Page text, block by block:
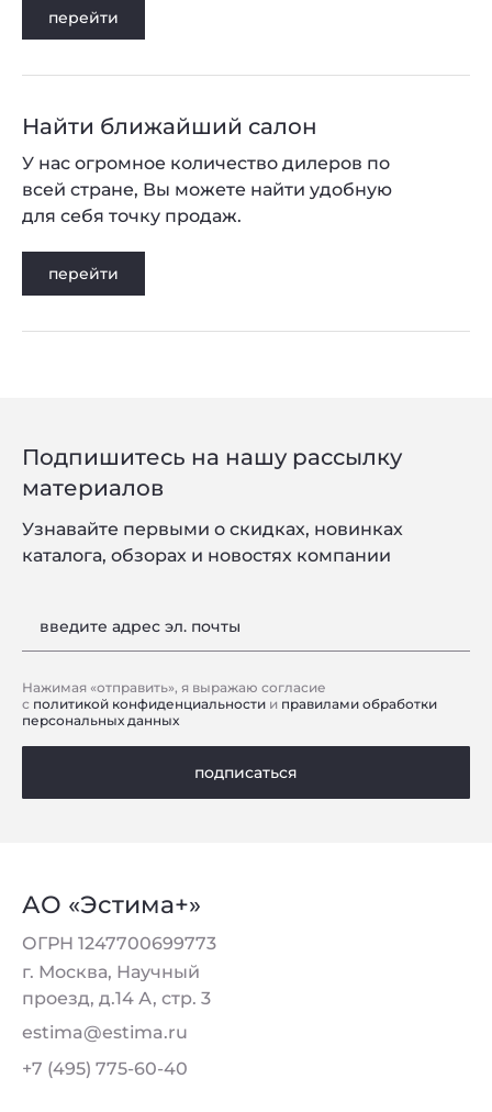
перейти
Найти ближайший салон
перейти
У нас огромное количество дилеров по
всей стране, Вы можете найти удобную
для себя точку продаж.
Подпишитесь на нашу рассылку
материалов
Узнавайте первыми о скидках, новинках
каталога, обзорах и новостях компании
введите адрес эл. почты
Нажимая «отправить», я выражаю согласие
с политикой конфиденциальности и правилами обработки
персональных данных
подписаться
АО «Эстима+»
ОГРН 1247700699773
г. Москва, Научный
проезд, д.14 А, стр. 3
estima@estima.ru
+7 (495) 775-60-40